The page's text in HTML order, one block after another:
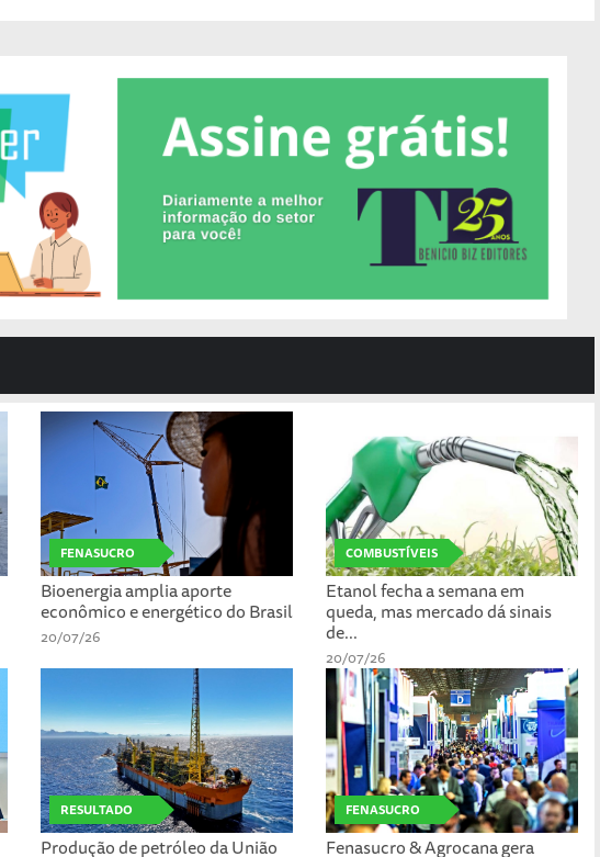
FENASUCRO
Bioenergia amplia aporte
econômico e energético do Brasil
20/07/26
COMBUSTÍVEIS
Etanol fecha a semana em
queda, mas mercado dá sinais
de...
20/07/26
RESULTADO
Produção de petróleo da União
FENASUCRO
Fenasucro & Agrocana gera